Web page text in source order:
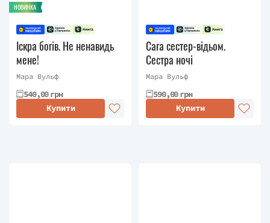
НОВИНКА
Іскра богів. Не ненавидь
мене!
Мара Вульф
540,00 грн
Купити
Сага сестер-відьом.
Сестра ночі
Мара Вульф
590,00 грн
Купити